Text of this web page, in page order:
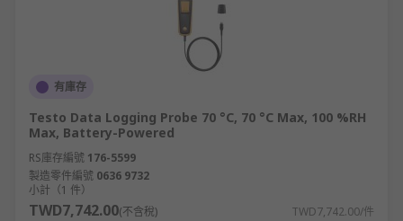
有庫存
Testo Data Logging Probe 70 °C, 70 °C Max, 100 %RH
Max, Battery-Powered
RS庫存編號 176-5599
製造零件編號 0636 9732
小計（1 件）
TWD7,742.00(不含稅) TWD7,742.00/件